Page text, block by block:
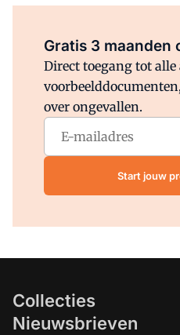
Gratis 3 maanden
Direct toegang tot
over ongevallen.
Start jouw
Collecties
Nieuwsbrieven